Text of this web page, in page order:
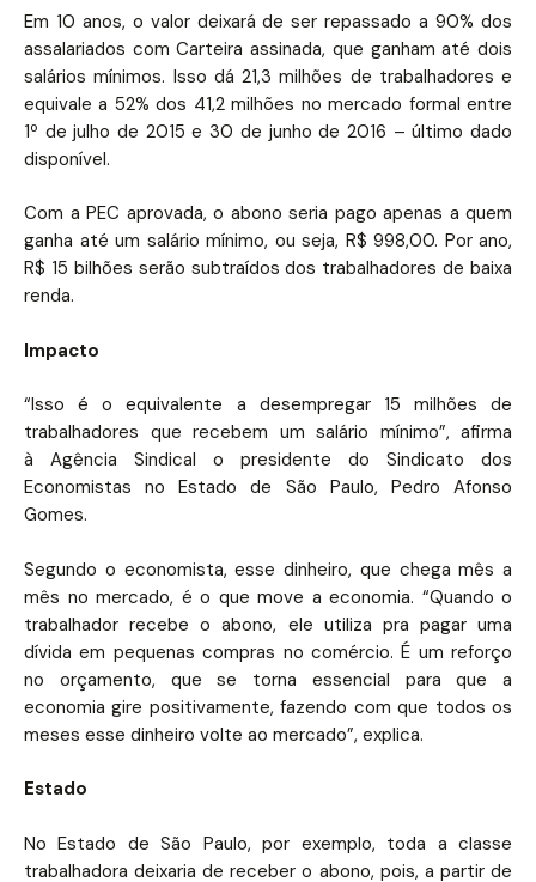
Em 10 anos, o valor deixará de ser repassado a 90% dos
assalariados com Carteira assinada, que ganham até dois
salários mínimos. Isso dá 21,3 milhões de trabalhadores e
equivale a 52% dos 41,2 milhões no mercado formal entre
1º de julho de 2015 e 30 de junho de 2016 – último dado
disponível.
Com a PEC aprovada, o abono seria pago apenas a quem
ganha até um salário mínimo, ou seja, R$ 998,00. Por ano,
R$ 15 bilhões serão subtraídos dos trabalhadores de baixa
renda.
Impacto
“Isso é o equivalente a desempregar 15 milhões de
trabalhadores que recebem um salário mínimo”, afirma
à Agência Sindical o presidente do Sindicato dos
Economistas no Estado de São Paulo, Pedro Afonso
Gomes.
Segundo o economista, esse dinheiro, que chega mês a
mês no mercado, é o que move a economia. “Quando o
trabalhador recebe o abono, ele utiliza pra pagar uma
dívida em pequenas compras no comércio. É um reforço
no orçamento, que se torna essencial para que a
economia gire positivamente, fazendo com que todos os
meses esse dinheiro volte ao mercado”, explica.
Estado
No Estado de São Paulo, por exemplo, toda a classe
trabalhadora deixaria de receber o abono, pois, a partir de